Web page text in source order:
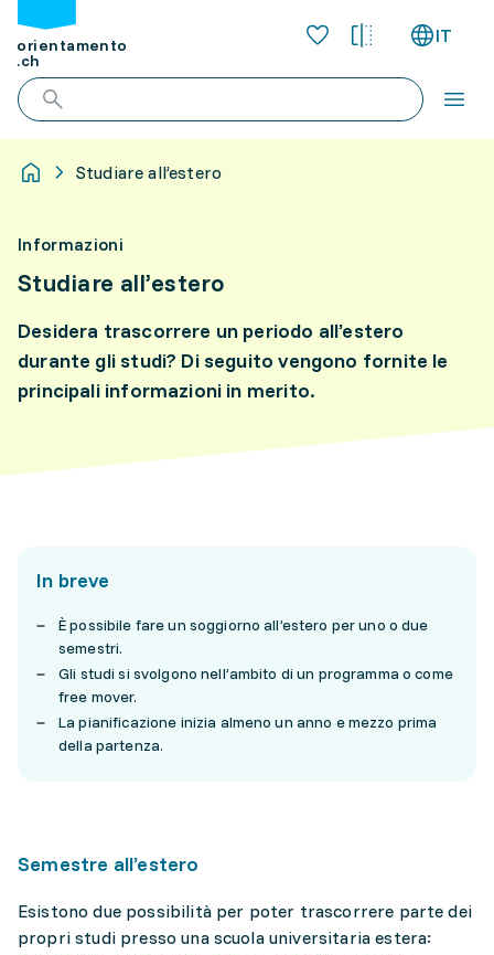
orientamento
.ch
IT
Studiare all’estero
Informazioni
Studiare all’estero
Desidera trascorrere un periodo all’estero
durante gli studi? Di seguito vengono fornite le
principali informazioni in merito.
In breve
È possibile fare un soggiorno all’estero per uno o due
semestri.
Gli studi si svolgono nell’ambito di un programma o come
free mover.
La pianificazione inizia almeno un anno e mezzo prima
della partenza.
Semestre all’estero
Esistono due possibilità per poter trascorrere parte dei
propri studi presso una scuola universitaria estera: